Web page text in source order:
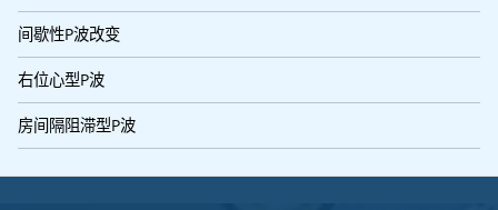
间歇性P波改变
右位心型P波
房间隔阻滞型P波